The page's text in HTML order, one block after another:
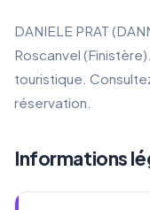
DANIELE PRAT
Roscanvel
touristique.
réservation.
Informations